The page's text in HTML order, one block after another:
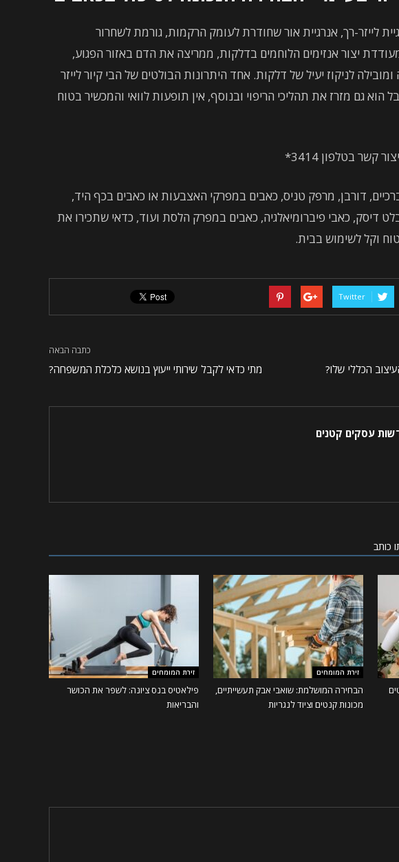
לייזר-רך, אנרגיית אור שחודרת לעומק הרקמות, גורמת לשחרור
יצור אנזימים הלוחמים בדלקות, ממריצה את הדם באזור הפגוע,
לניקוז יעיל של דלקות. אחד היתרונות הבולטים של הבי קיור לייזר
גם מזרז את תהליכי הריפוי ובנוסף, אין תופעות לוואי והמכשיר בטוח
קשר בטלפון 3414*
דורבן, מרפק טניס, כאבים במפרקי האצבעות או כאבים בכף היד,
דיסק, כאבי פיברומיאלגיה, כאבים במפרק הלסת ועוד, כדאי שתכירו את
וקל לשימוש בבית.
Twitter
הכללי שלו?
כתבה הבאה
מתי כדאי לקבל שירותי ייעוץ בנושא כלכלת המשפחה?
עסקים קטנים
כותב
זירת המומחים
הבחירה המושלמת: שואבי אבק תעשייתיים,
מכונות קנטים וציוד לנגריות
זירת המומחים
פילאטיס בנס ציונה: לשפר את הכושר
והבריאות